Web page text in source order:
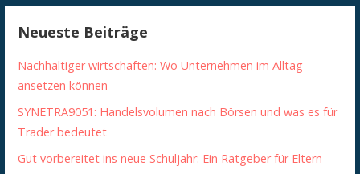
Neueste Beiträge
Nachhaltiger wirtschaften: Wo Unternehmen im Alltag
ansetzen können
SYNETRA9051: Handelsvolumen nach Börsen und was es für
Trader bedeutet
Gut vorbereitet ins neue Schuljahr: Ein Ratgeber für Eltern